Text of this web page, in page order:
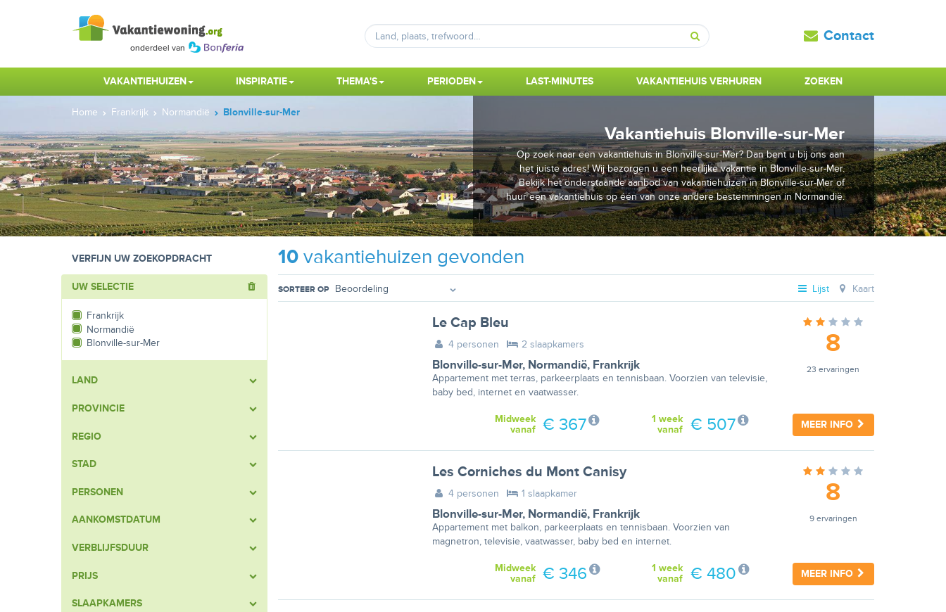
Zoeken
Contact
VAKANTIEHUIZEN INSPIRATIE THEMA'S PERIODEN LAST-MINUTES VAKANTIEHUIS VERHUREN ZOEKEN
Home Frankrijk Normandië Blonville-sur-Mer
Vakantiehuis Blonville-sur-Mer
Op zoek naar een vakantiehuis in Blonville-sur-Mer? Dan bent u bij ons aan
het juiste adres! Wij bezorgen u een heerlijke vakantie in Blonville-sur-Mer.
Bekijk het onderstaande aanbod van vakantiehuizen in Blonville-sur-Mer of
huur een vakantiehuis op één van onze andere bestemmingen in Normandië.
VERFIJN UW ZOEKOPDRACHT 10vakantiehuizen gevonden
UW SELECTIE
Frankrijk
Normandië
Blonville-sur-Mer
LAND
PROVINCIE
REGIO
STAD
PERSONEN
AANKOMSTDATUM
VERBLIJFSDUUR
PRIJS
SLAAPKAMERS
SORTEER OP Lijst Kaart
Le Cap Bleu
4 personen 2 slaapkamers
Blonville-sur-Mer, Normandië, Frankrijk
Appartement met terras, parkeerplaats en tennisbaan. Voorzien van televisie,
baby bed, internet en vaatwasser.
8
23 ervaringen
MEER INFO
1 week
vanaf
€ 507
Midweek
vanaf
€ 367
Les Corniches du Mont Canisy
4 personen 1 slaapkamer
Blonville-sur-Mer, Normandië, Frankrijk
Appartement met balkon, parkeerplaats en tennisbaan. Voorzien van
magnetron, televisie, vaatwasser, baby bed en internet.
8
9 ervaringen
MEER INFO
1 week
vanaf
€ 480
Midweek
vanaf
€ 346